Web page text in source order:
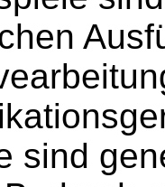
sind